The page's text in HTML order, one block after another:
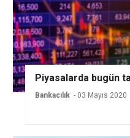
Piyasalarda bugün
Bankacılık - 03 Mayıs 2020